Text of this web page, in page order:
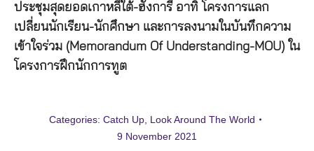
ประชุมสุดยอดเกาหลีใต้-ฮังการี อาทิ โครงการแลก
เปลี่ยนนักเรียน-นักศึกษา และการลงนามในบันทึกความ
เข้าใจร่วม (Memorandum Of Understanding-MOU) ใน
โครงการฝึกนักการทูต
Categories: Catch Up, Look Around The World
9 November 2021